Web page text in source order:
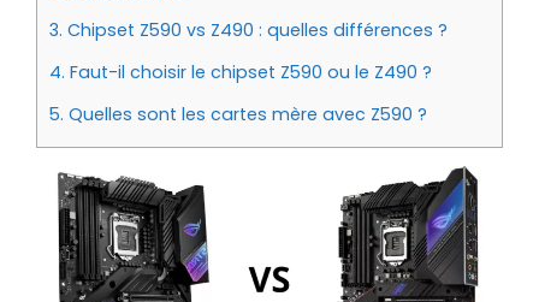
3. Chipset Z590 vs Z490 : quelles différences ?
4. Faut-il choisir le chipset Z590 ou le Z490 ?
5. Quelles sont les cartes mère avec Z590 ?